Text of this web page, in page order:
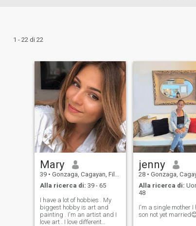
1 - 22 di 22
Mary
39 • Gonzaga, Cagayan, Filippine
Alla ricerca di: 39 - 65
I have a lot of hobbies . My
biggest hobby is art and
painting . I'm an artist and I
love art . I love different
jenny
28 • Gonzaga, Cagayan,
Alla ricerca di:
48
I'm a single mother I
son not yet